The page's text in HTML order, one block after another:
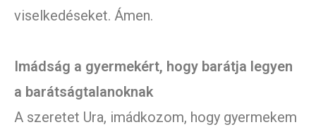
viselkedéseket. Ámen.
Imádság a gyermekért, hogy barátja legyen
a barátságtalanoknak
A szeretet Ura, imádkozom, hogy gyermekem